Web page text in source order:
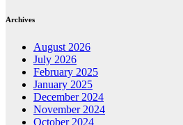
Archives
August 2026
July 2026
February 2025
January 2025
December 2024
November 2024
October 2024